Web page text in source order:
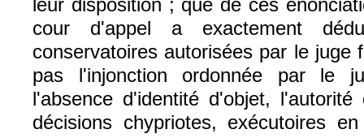
leur disposition ; que de ces
cour d'appel a exactement
conservatoires autorisées par le juge
pas l'injonction ordonnée par le
l'absence d'identité d'objet,
décisions chypriotes, exécutoires